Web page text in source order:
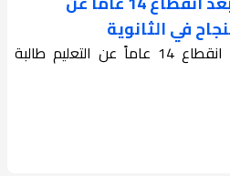
في الثانوية
رغم ظروفها الصعبة .. بعد انقطاع 14 عاماً عن التعليم طالبة